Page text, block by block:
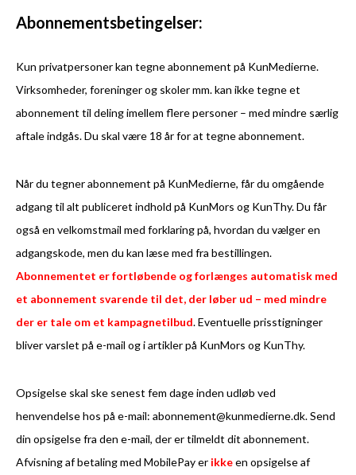
Abonnementsbetingelser:
Kun privatpersoner kan tegne abonnement på KunMedierne.
Virksomheder, foreninger og skoler mm. kan ikke tegne et
abonnement til deling imellem flere personer – med mindre særlig
aftale indgås. Du skal være 18 år for at tegne abonnement.
Når du tegner abonnement på KunMedierne, får du omgående
adgang til alt publiceret indhold på KunMors og KunThy. Du får
også en velkomstmail med forklaring på, hvordan du vælger en
adgangskode, men du kan læse med fra bestillingen.
Abonnementet er fortløbende og forlænges automatisk med
et abonnement svarende til det, der løber ud – med mindre
der er tale om et kampagnetilbud. Eventuelle prisstigninger
bliver varslet på e-mail og i artikler på KunMors og KunThy.
Opsigelse skal ske senest fem dage inden udløb ved
henvendelse hos på e-mail: abonnement@kunmedierne.dk. Send
din opsigelse fra den e-mail, der er tilmeldt dit abonnement.
Afvisning af betaling med MobilePay er ikkeen opsigelse af